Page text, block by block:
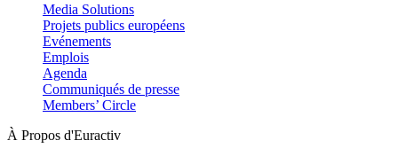
Media Solutions
Projets publics européens
Evénements
Emplois
Agenda
Communiqués de presse
Members’ Circle
À Propos d'Euractiv